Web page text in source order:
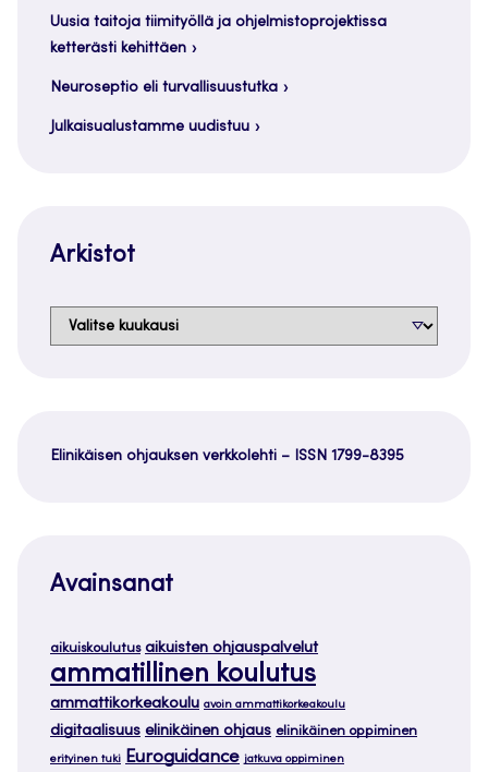
Uusia taitoja tiimityöllä ja ohjelmistoprojektissa
ketterästi kehittäen
Neuroseptio eli turvallisuustutka
Julkaisualustamme uudistuu
Arkistot
Arkistot
Elinikäisen ohjauksen verkkolehti – ISSN 1799-8395
Avainsanat
aikuiskoulutus aikuisten ohjauspalvelut
ammatillinen koulutus
ammattikorkeakoulu avoin ammattikorkeakoulu
digitaalisuus elinikäinen ohjaus elinikäinen oppiminen
erityinen tuki Euroguidance jatkuva oppiminen